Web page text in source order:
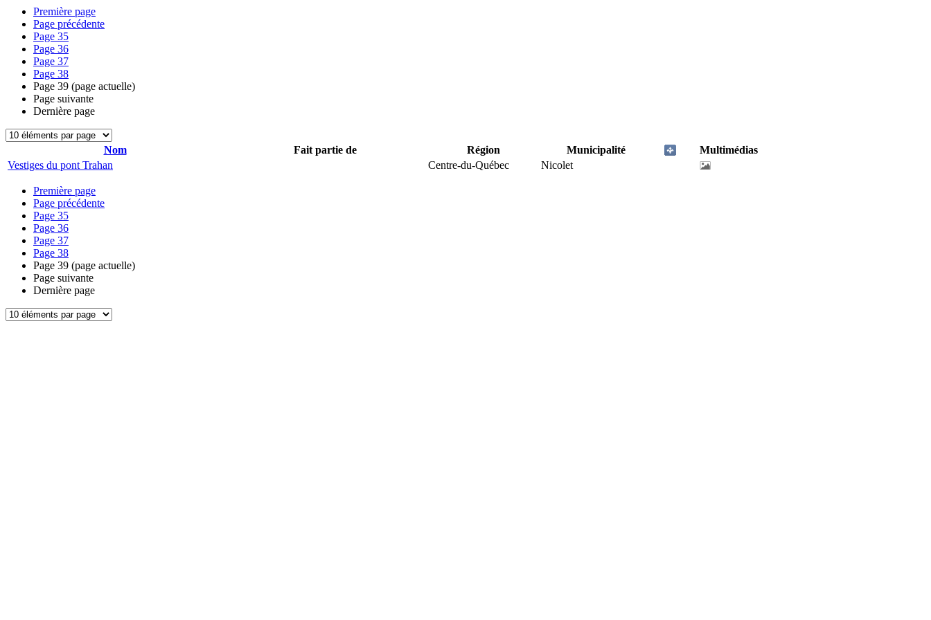
Première page
Page précédente
Page 35
Page 36
Page 37
Page 38
Page 39 (page actuelle)
Page suivante
Dernière page
Nom Fait partie de Région Municipalité
Multimédias
Vestiges du pont Trahan
Centre-du-Québec Nicolet
Première page
Page précédente
Page 35
Page 36
Page 37
Page 38
Page 39 (page actuelle)
Page suivante
Dernière page